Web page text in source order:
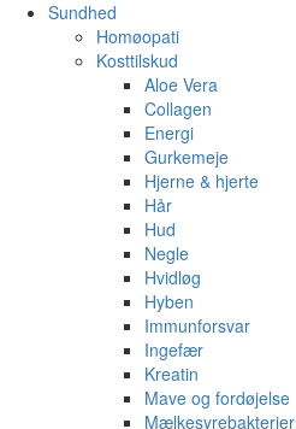
Sundhed
Homøopati
Kosttilskud
Aloe Vera
Collagen
Energi
Gurkemeje
Hjerne & hjerte
Hår
Hud
Negle
Hvidløg
Hyben
Immunforsvar
Ingefær
Kreatin
Mave og fordøjelse
Mælkesyrebakterier